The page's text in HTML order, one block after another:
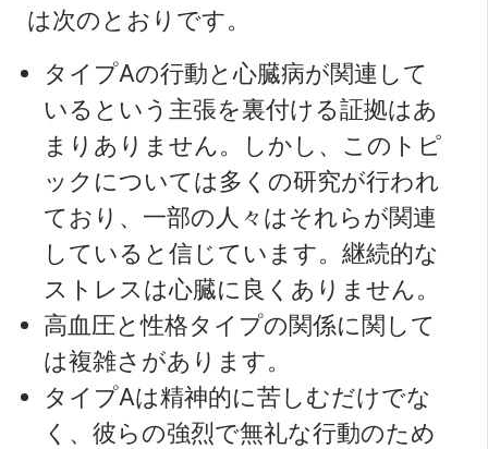
は次のとおりです。
タイプAの行動と心臓病が関連して
いるという主張を裏付ける証拠はあ
まりありません。しかし、このトピ
ックについては多くの研究が行われ
ており、一部の人々はそれらが関連
していると信じています。継続的な
ストレスは心臓に良くありません。
高血圧と性格タイプの関係に関して
は複雑さがあります。
タイプAは精神的に苦しむだけでな
く、彼らの強烈で無礼な行動のため